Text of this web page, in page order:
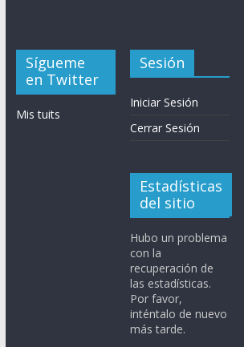
Sígueme
en Twitter
Mis tuits
Sesión
Iniciar Sesión
Cerrar Sesión
Estadísticas
del sitio
Hubo un problema
con la
recuperación de
las estadísticas.
Por favor,
inténtalo de nuevo
más tarde.